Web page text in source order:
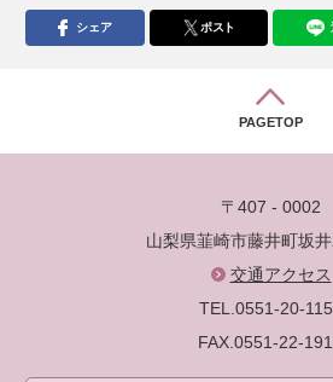
シェア ポスト
PAGETOP
〒407 - 0002
山梨県韮崎市藤井町坂
交通アクセス
TEL.0551-20-
FAX.0551-22-